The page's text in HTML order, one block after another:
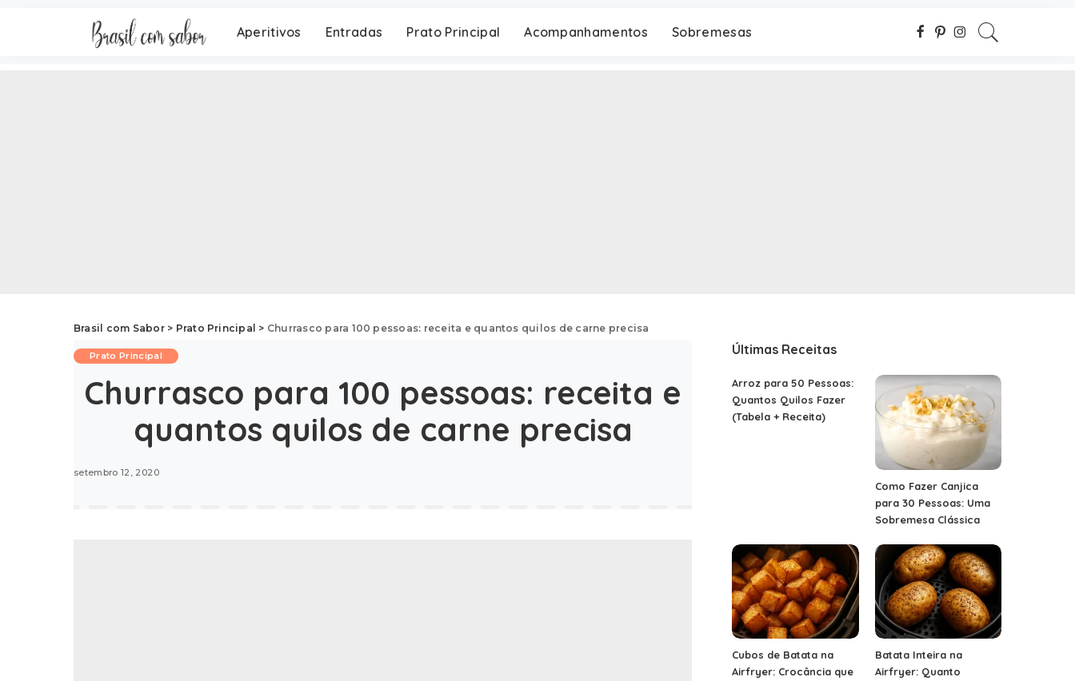
Aperitivos Entradas Prato Principal Acompanhamentos Sobremesas
Brasil com Sabor> Prato Principal > Churrasco para 100 pessoas: receita e quantos quilos de carne precisa
Prato Principal
Churrasco para 100 pessoas: receita e
quantos quilos de carne precisa
setembro 12, 2020
Últimas Receitas
Arroz para 50 Pessoas:
Quantos Quilos Fazer
(Tabela + Receita)
Como Fazer Canjica
para 30 Pessoas: Uma
Sobremesa Clássica
Cubos de Batata na
Airfryer: Crocância que
Batata Inteira na
Airfryer: Quanto